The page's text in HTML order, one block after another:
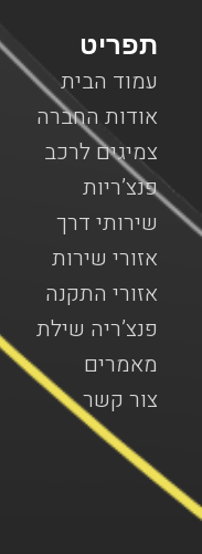
תפריט
עמוד הבית
אודות החברה
צמיגים לרכב
פנצ’ריות
שירותי דרך
אזורי שירות
אזורי התקנה
פנצ’ריה שילת
מאמרים
צור קשר